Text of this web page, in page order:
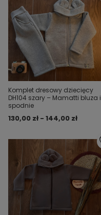
Komplet dresowy dziecięcy
DH104 szary – Mamatti bluza i
spodnie
130,00 zł - 144,00 zł